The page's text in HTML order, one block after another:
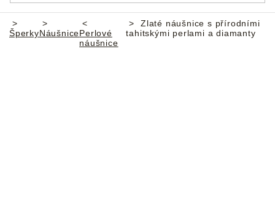
Domů
ŠperkyNáušnicePerlové
náušnice
Zlaté náušnice s přírodními
tahitskými perlami a diamanty